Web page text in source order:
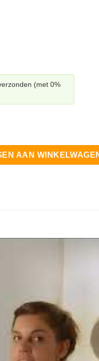
(met 0%
AAN